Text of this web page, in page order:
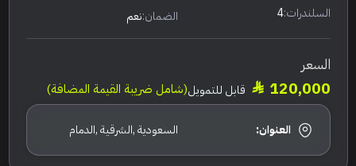
السلندرات:4 الضمان:نعم
السعر
120,000 قابل للتمويل(شامل ضريبة القيمة المضافة)
العنوان: السعودية ,الشرقية ,الدمام